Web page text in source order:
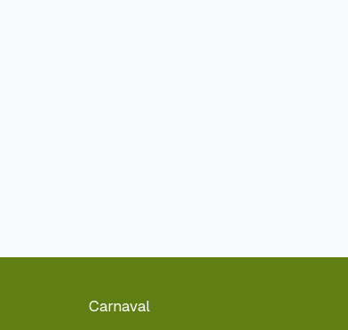
Carnaval